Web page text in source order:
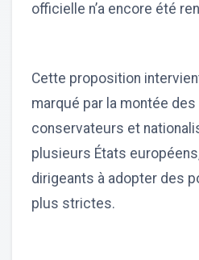
officielle n’a encore été
Cette proposition
marqué par la montée
conservateurs et
plusieurs États
dirigeants à adopter des
plus strictes.